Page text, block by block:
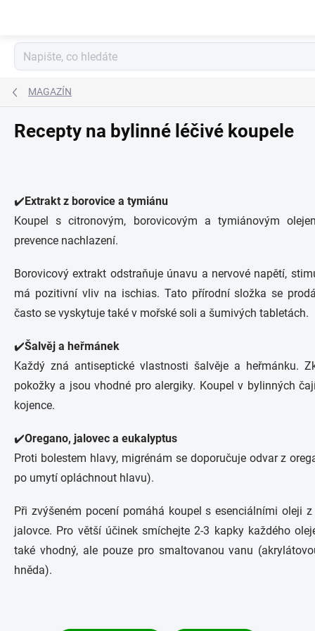
MAGAZÍN
Recepty na bylinné léčivé koupele
✔️Extrakt z borovice a tymiánu
Koupel s citronovým, borovicovým a tymiánovým
prevence nachlazení.
Borovicový extrakt odstraňuje únavu a nervové napětí,
má pozitivní vliv na ischias. Tato přírodní složka se
často se vyskytuje také v mořské soli a šumivých tabletách.
✔️Šalvěj a heřmánek
Každý zná antiseptické vlastnosti šalvěje a heřmánku.
pokožky a jsou vhodné pro alergiky. Koupel v bylinných
kojence.
✔️Oregano, jalovec a eukalyptus
Proti bolestem hlavy, migrénám se doporučuje odvar z
po umytí opláchnout hlavu).
Při zvýšeném pocení pomáhá koupel s esenciálními oleji z
jalovce. Pro větší účinek smíchejte 2-3 kapky každého
také vhodný, ale pouze pro smaltovanou vanu
hněda).